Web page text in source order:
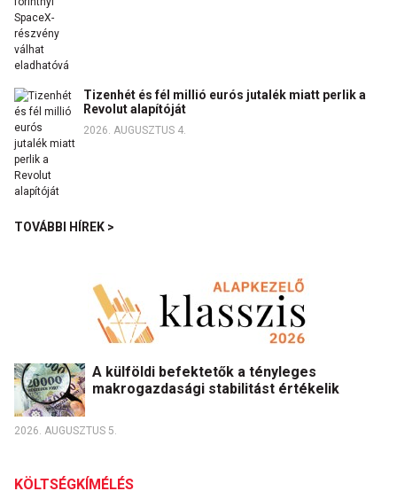
Tizenhét és fél millió eurós jutalék miatt perlik a
Revolut alapítóját
2026. AUGUSZTUS 4.
TOVÁBBI HÍREK >
A külföldi befektetők a tényleges
makrogazdasági stabilitást értékelik
2026. AUGUSZTUS 5.
KÖLTSÉGKÍMÉLÉS